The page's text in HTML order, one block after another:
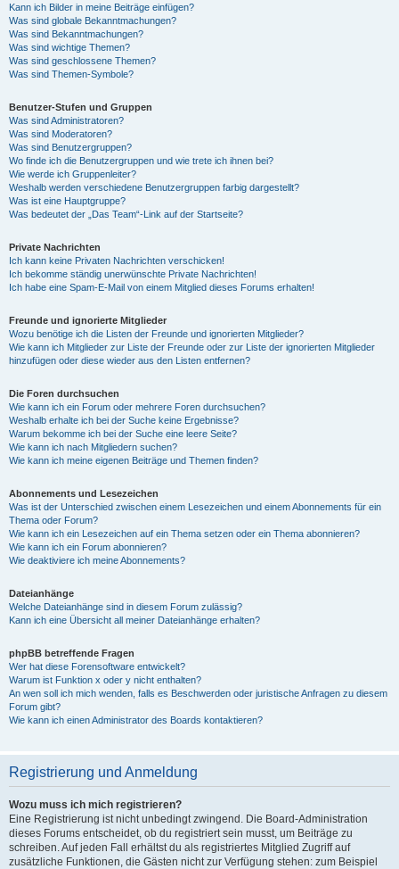
Kann ich Bilder in meine Beiträge einfügen?
Was sind globale Bekanntmachungen?
Was sind Bekanntmachungen?
Was sind wichtige Themen?
Was sind geschlossene Themen?
Was sind Themen-Symbole?
Benutzer-Stufen und Gruppen
Was sind Administratoren?
Was sind Moderatoren?
Was sind Benutzergruppen?
Wo finde ich die Benutzergruppen und wie trete ich ihnen bei?
Wie werde ich Gruppenleiter?
Weshalb werden verschiedene Benutzergruppen farbig dargestellt?
Was ist eine Hauptgruppe?
Was bedeutet der „Das Team“-Link auf der Startseite?
Private Nachrichten
Ich kann keine Privaten Nachrichten verschicken!
Ich bekomme ständig unerwünschte Private Nachrichten!
Ich habe eine Spam-E-Mail von einem Mitglied dieses Forums erhalten!
Freunde und ignorierte Mitglieder
Wozu benötige ich die Listen der Freunde und ignorierten Mitglieder?
Wie kann ich Mitglieder zur Liste der Freunde oder zur Liste der ignorierten Mitglieder
hinzufügen oder diese wieder aus den Listen entfernen?
Die Foren durchsuchen
Wie kann ich ein Forum oder mehrere Foren durchsuchen?
Weshalb erhalte ich bei der Suche keine Ergebnisse?
Warum bekomme ich bei der Suche eine leere Seite?
Wie kann ich nach Mitgliedern suchen?
Wie kann ich meine eigenen Beiträge und Themen finden?
Abonnements und Lesezeichen
Was ist der Unterschied zwischen einem Lesezeichen und einem Abonnements für ein
Thema oder Forum?
Wie kann ich ein Lesezeichen auf ein Thema setzen oder ein Thema abonnieren?
Wie kann ich ein Forum abonnieren?
Wie deaktiviere ich meine Abonnements?
Dateianhänge
Welche Dateianhänge sind in diesem Forum zulässig?
Kann ich eine Übersicht all meiner Dateianhänge erhalten?
phpBB betreffende Fragen
Wer hat diese Forensoftware entwickelt?
Warum ist Funktion x oder y nicht enthalten?
An wen soll ich mich wenden, falls es Beschwerden oder juristische Anfragen zu diesem
Forum gibt?
Wie kann ich einen Administrator des Boards kontaktieren?
Registrierung und Anmeldung
Wozu muss ich mich registrieren?
Eine Registrierung ist nicht unbedingt zwingend. Die Board-Administration
dieses Forums entscheidet, ob du registriert sein musst, um Beiträge zu
schreiben. Auf jeden Fall erhältst du als registriertes Mitglied Zugriff auf
zusätzliche Funktionen, die Gästen nicht zur Verfügung stehen: zum Beispiel